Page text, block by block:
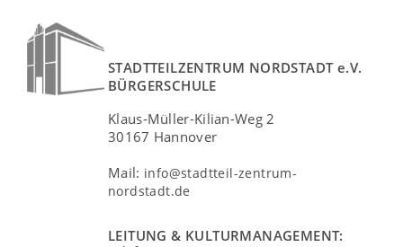
STADTTEILZENTRUM NORDSTADT e.V.
BÜRGERSCHULE
Klaus-Müller-Kilian-Weg 2
30167 Hannover
Mail: info@stadtteil-zentrum-
nordstadt.de
LEITUNG & KULTURMANAGEMENT: